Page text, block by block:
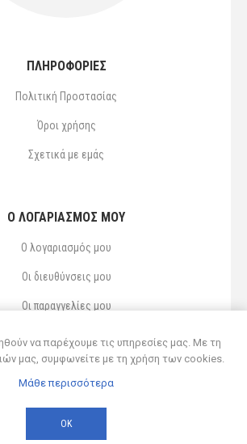
ΠΛΗΡΟΦΟΡΙΕΣ
Πολιτική Προστασίας
Όροι χρήσης
Σχετικά με εμάς
Ο ΛΟΓΑΡΙΑΣΜΌΣ ΜΟΥ
Ο λογαριασμός μου
Οι διευθύνσεις μου
Οι παραγγελίες μου
© 2026 Δ ΚΥΡΣΑΝΙΔΗΣ ΚΑΙ ΥΙΟΣ ΟΕ
να παρέχουμε τις υπηρεσίες μας. Με τη
μας, συμφωνείτε με τη χρήση των cookies.
Μάθε περισσότερα
ΟΚ